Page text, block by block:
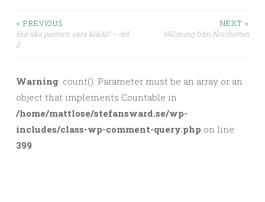
Post navigation
< PREVIOUS
Hur ska pastorn vara klädd? – del
2
NEXT >
Hälsning från Norrbotten
Warning: count(): Parameter must be an array or an
object that implements Countable in
/home/mattlose/stefansward.se/wp-
includes/class-wp-comment-query.php on line
399